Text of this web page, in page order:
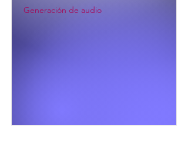
Generación de audio